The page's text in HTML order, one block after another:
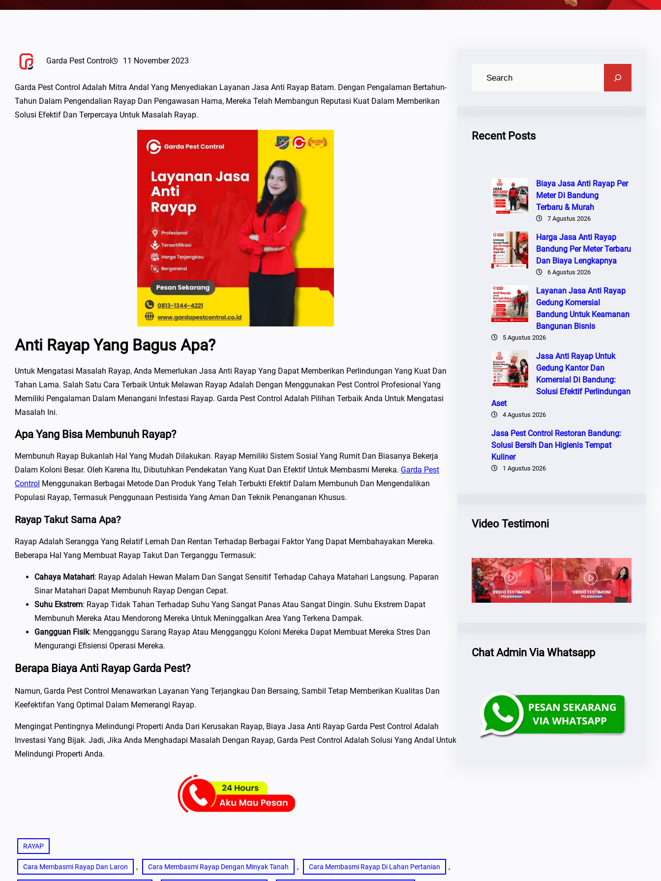
Garda Pest Control 11 November 2023
Garda Pest Control Adalah Mitra Andal Yang Menyediakan Layanan Jasa Anti Rayap Batam. Dengan Pengalaman Bertahun-
Tahun Dalam Pengendalian Rayap Dan Pengawasan Hama, Mereka Telah Membangun Reputasi Kuat Dalam Memberikan
Solusi Efektif Dan Terpercaya Untuk Masalah Rayap.
Anti Rayap Yang Bagus Apa?
Untuk Mengatasi Masalah Rayap, Anda Memerlukan Jasa Anti Rayap Yang Dapat Memberikan Perlindungan Yang Kuat Dan
Tahan Lama. Salah Satu Cara Terbaik Untuk Melawan Rayap Adalah Dengan Menggunakan Pest Control Profesional Yang
Memiliki Pengalaman Dalam Menangani Infestasi Rayap. Garda Pest Control Adalah Pilihan Terbaik Anda Untuk Mengatasi
Masalah Ini.
Apa Yang Bisa Membunuh Rayap?
Membunuh Rayap Bukanlah Hal Yang Mudah Dilakukan. Rayap Memiliki Sistem Sosial Yang Rumit Dan Biasanya Bekerja
Dalam Koloni Besar. Oleh Karena Itu, Dibutuhkan Pendekatan Yang Kuat Dan Efektif Untuk Membasmi Mereka. Garda Pest
Control Menggunakan Berbagai Metode Dan Produk Yang Telah Terbukti Efektif Dalam Membunuh Dan Mengendalikan
Populasi Rayap, Termasuk Penggunaan Pestisida Yang Aman Dan Teknik Penanganan Khusus.
Rayap Takut Sama Apa?
Rayap Adalah Serangga Yang Relatif Lemah Dan Rentan Terhadap Berbagai Faktor Yang Dapat Membahayakan Mereka.
Beberapa Hal Yang Membuat Rayap Takut Dan Terganggu Termasuk:
Cahaya Matahari: Rayap Adalah Hewan Malam Dan Sangat Sensitif Terhadap Cahaya Matahari Langsung. Paparan
Sinar Matahari Dapat Membunuh Rayap Dengan Cepat.
Suhu Ekstrem: Rayap Tidak Tahan Terhadap Suhu Yang Sangat Panas Atau Sangat Dingin. Suhu Ekstrem Dapat
Membunuh Mereka Atau Mendorong Mereka Untuk Meninggalkan Area Yang Terkena Dampak.
Gangguan Fisik: Mengganggu Sarang Rayap Atau Mengganggu Koloni Mereka Dapat Membuat Mereka Stres Dan
Mengurangi Efisiensi Operasi Mereka.
Berapa Biaya Anti Rayap Garda Pest?
Namun, Garda Pest Control Menawarkan Layanan Yang Terjangkau Dan Bersaing, Sambil Tetap Memberikan Kualitas Dan
Keefektifan Yang Optimal Dalam Memerangi Rayap.
Mengingat Pentingnya Melindungi Properti Anda Dari Kerusakan Rayap, Biaya Jasa Anti Rayap Garda Pest Control Adalah
Investasi Yang Bijak. Jadi, Jika Anda Menghadapi Masalah Dengan Rayap, Garda Pest Control Adalah Solusi Yang Andal Untuk
Melindungi Properti Anda.
RAYAP
Cara Membasmi Rayap Dan Laron , Cara Membasmi Rayap Dengan Minyak Tanah , Cara Membasmi Rayap Di Lahan Pertanian ,
Recent Posts
Biaya Jasa Anti Rayap Per
Meter Di Bandung
Terbaru & Murah
7 Agustus 2026
Harga Jasa Anti Rayap
Bandung Per Meter Terbaru
Dan Biaya Lengkapnya
6 Agustus 2026
Layanan Jasa Anti Rayap
Gedung Komersial
Bandung Untuk Keamanan
Bangunan Bisnis
5 Agustus 2026
Jasa Anti Rayap Untuk
Gedung Kantor Dan
Komersial Di Bandung:
Solusi Efektif Perlindungan
Aset
4 Agustus 2026
Jasa Pest Control Restoran Bandung:
Solusi Bersih Dan Higienis Tempat
Kuliner
1 Agustus 2026
Video Testimoni
Chat Admin Via Whatsapp